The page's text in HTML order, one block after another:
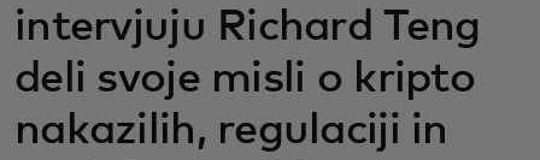
intervjuju Richard Teng
deli svoje misli o kripto
nakazilih, regulaciji in